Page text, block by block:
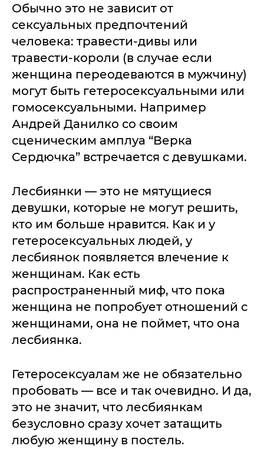
Обычно это не зависит от
сексуальных предпочтений
человека: травести-дивы или
травести-короли (в случае если
женщина переодеваются в мужчину)
могут быть гетеросексуальными или
гомосексуальными. Например
Андрей Данилко со своим
сценическим амплуа “Верка
Сердючка” встречается с девушками.
Лесбиянки — это не мятущиеся
девушки, которые не могут решить,
кто им больше нравится. Как и у
гетеросексуальных людей, у
лесбиянок появляется влечение к
женщинам. Как есть
распространенный миф, что пока
женщина не попробует отношений с
женщинами, она не поймет, что она
лесбиянка.
Гетеросексуалам же не обязательно
пробовать — все и так очевидно. И да,
это не значит, что лесбиянкам
безусловно сразу хочет затащить
любую женщину в постель.